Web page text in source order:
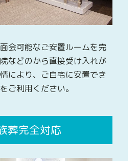
会可能なご安置ルームを完
などのから直接受け入れが
により、ご自宅に安置でき
ご利用ください。
葬完全対応